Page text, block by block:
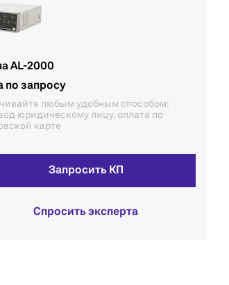
AL-2000
по запросу
любым удобным способом:
юридическому лицу, оплата по
карте
Запросить КП
Спросить эксперта